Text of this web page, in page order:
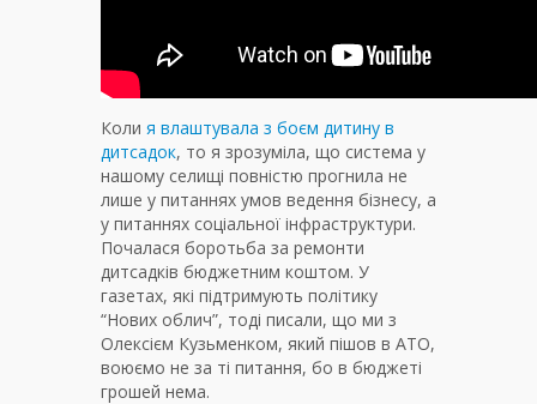
Коли я влаштувала з боєм дитину в
дитсадок, то я зрозуміла, що система у
нашому селищі повністю прогнила не
лише у питаннях умов ведення бізнесу, а
у питаннях соціальної інфраструктури.
Почалася боротьба за ремонти
дитсадків бюджетним коштом. У
газетах, які підтримують політику
“Нових облич”, тоді писали, що ми з
Олексієм Кузьменком, який пішов в АТО,
воюємо не за ті питання, бо в бюджеті
грошей нема.